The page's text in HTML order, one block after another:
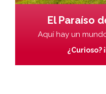
El Paraíso
Aquí hay un
¿Curioso?